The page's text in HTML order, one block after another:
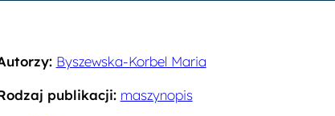
Byszewska-Korbel Maria
publikacji: maszynopis